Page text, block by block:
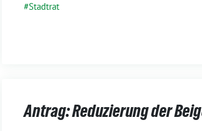
Stadtrat
Antrag: Reduzierung der